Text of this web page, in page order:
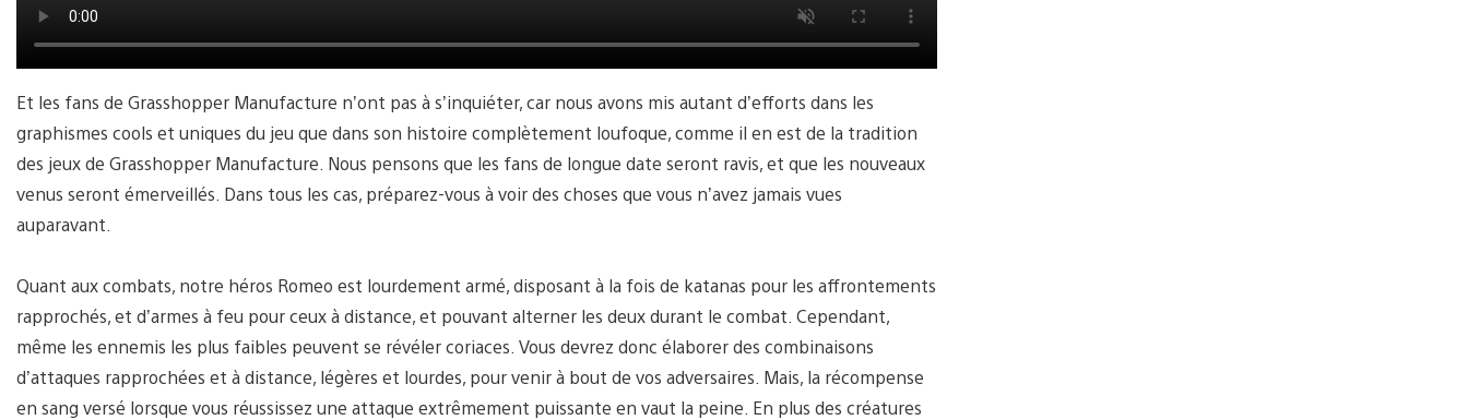
Et les fans de Grasshopper Manufacture n’ont pas à s’inquiéter, car nous avons mis autant d’efforts dans les
graphismes cools et uniques du jeu que dans son histoire complètement loufoque, comme il en est de la tradition
des jeux de Grasshopper Manufacture. Nous pensons que les fans de longue date seront ravis, et que les nouveaux
venus seront émerveillés. Dans tous les cas, préparez-vous à voir des choses que vous n’avez jamais vues
auparavant.
Quant aux combats, notre héros Romeo est lourdement armé, disposant à la fois de katanas pour les affrontements
rapprochés, et d’armes à feu pour ceux à distance, et pouvant alterner les deux durant le combat. Cependant,
même les ennemis les plus faibles peuvent se révéler coriaces. Vous devrez donc élaborer des combinaisons
d’attaques rapprochées et à distance, légères et lourdes, pour venir à bout de vos adversaires. Mais, la récompense
en sang versé lorsque vous réussissez une attaque extrêmement puissante en vaut la peine. En plus des créatures